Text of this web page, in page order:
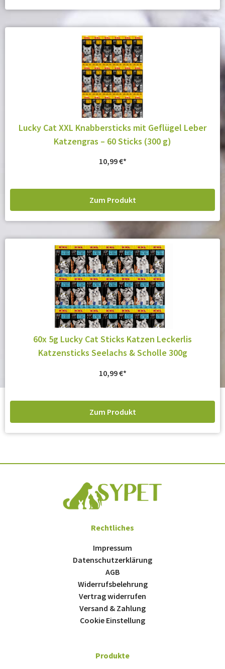
Lucky Cat XXL Knabbersticks mit Geflügel Leber
Katzengras – 60 Sticks (300 g)
10,99€
Zum Produkt
60x 5g Lucky Cat Sticks Katzen Leckerlis
Katzensticks Seelachs & Scholle 300g
10,99€
Zum Produkt
Rechtliches
Impressum
Datenschutzerklärung
AGB
Widerrufsbelehrung
Vertrag widerrufen
Versand & Zahlung
Cookie Einstellung
Produkte